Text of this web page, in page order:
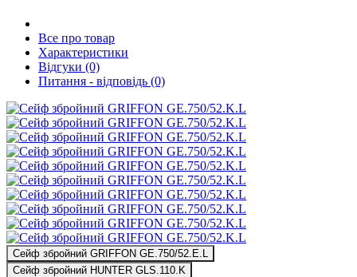
Все про товар
Характеристики
Відгуки (0)
Питання - відповідь (0)
Сейф збройний GRIFFON GE.750/52.E.L
Сейф збройний HUNTER GLS.110.K